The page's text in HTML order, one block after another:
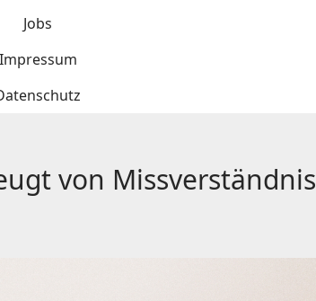
Jobs
Impressum
von Missverständnis